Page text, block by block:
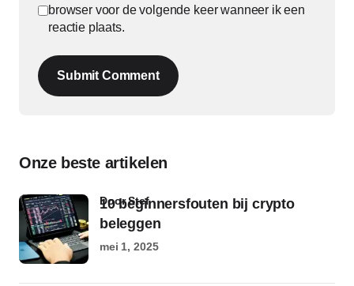
browser voor de volgende keer wanneer ik een
reactie plaats.
Submit Comment
Onze beste artikelen
10 beginnersfouten bij crypto
beleggen
door Stef
mei 1, 2025